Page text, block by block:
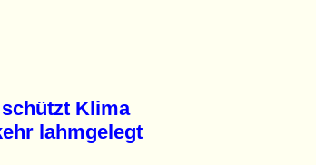
Klima
lahmgelegt